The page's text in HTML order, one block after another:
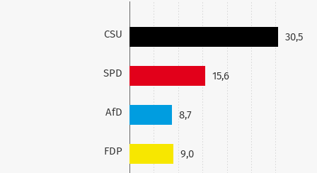
CSU
SPD
AfD
FDP
30,5
15,6
8,7
9,0